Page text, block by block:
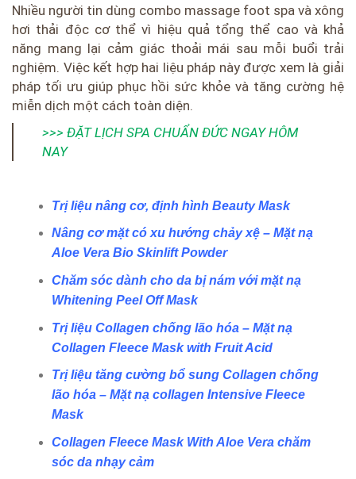
Nhiều người tin dùng combo massage foot spa và xông
hơi thải độc cơ thể vì hiệu quả tổng thể cao và khả
năng mang lại cảm giác thoải mái sau mỗi buổi trải
nghiệm. Việc kết hợp hai liệu pháp này được xem là giải
pháp tối ưu giúp phục hồi sức khỏe và tăng cường hệ
miễn dịch một cách toàn diện.
>>> ĐẶT LỊCH SPA CHUẨN ĐỨC NGAY HÔM
NAY
Trị liệu nâng cơ, định hình Beauty Mask
Nâng cơ mặt có xu hướng chảy xệ – Mặt nạ
Aloe Vera Bio Skinlift Powder
Chăm sóc dành cho da bị nám với mặt nạ
Whitening Peel Off Mask
Trị liệu Collagen chống lão hóa – Mặt nạ
Collagen Fleece Mask with Fruit Acid
Trị liệu tăng cường bổ sung Collagen chống
lão hóa – Mặt nạ collagen Intensive Fleece
Mask
Collagen Fleece Mask With Aloe Vera chăm
sóc da nhạy cảm